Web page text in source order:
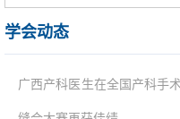
学会动态
广西产科医生在全国产科手